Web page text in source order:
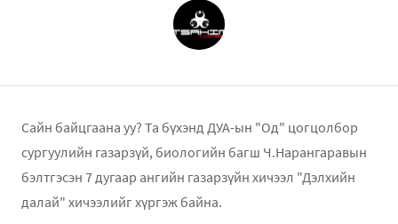
Сайн байцгаана уу? Та бүхэнд ДУА-ын "Од" цогцолбор
сургуулийн газарзүй, биологийн багш Ч.Нарангаравын
бэлтгэсэн 7 дугаар ангийн газарзүйн хичээл "Дэлхийн
далай" хичээлийг хүргэж байна.